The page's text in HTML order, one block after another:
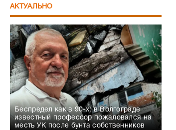
АКТУАЛЬНО
Беспредел как в 90-х: в Волгограде
известный профессор пожаловался на
месть УК после бунта собственников